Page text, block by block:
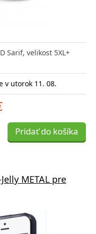
Sarif, velikost 5XL+
v utorok 11. 08.
Pridať do košíka
METAL pre